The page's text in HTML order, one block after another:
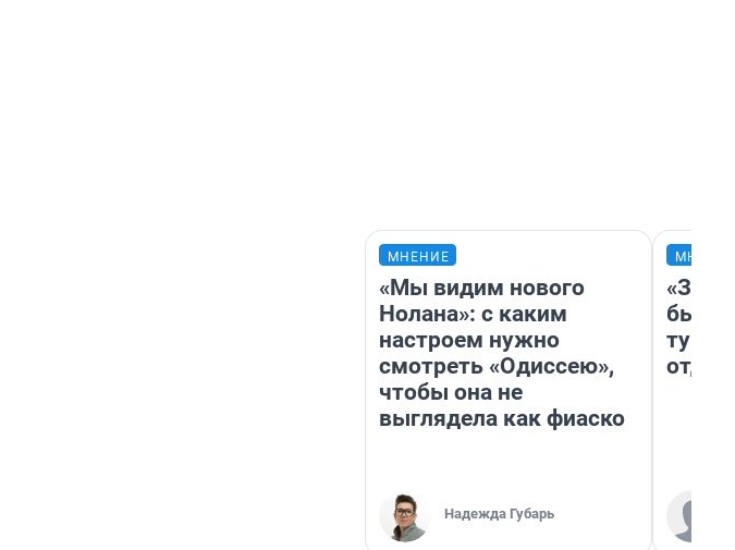
МНЕНИЕ
«Мы видим нового
Нолана»: с каким
настроем нужно
смотреть «Одиссею»,
чтобы она не
выглядела как фиаско
Надежда Губарь
«За
были